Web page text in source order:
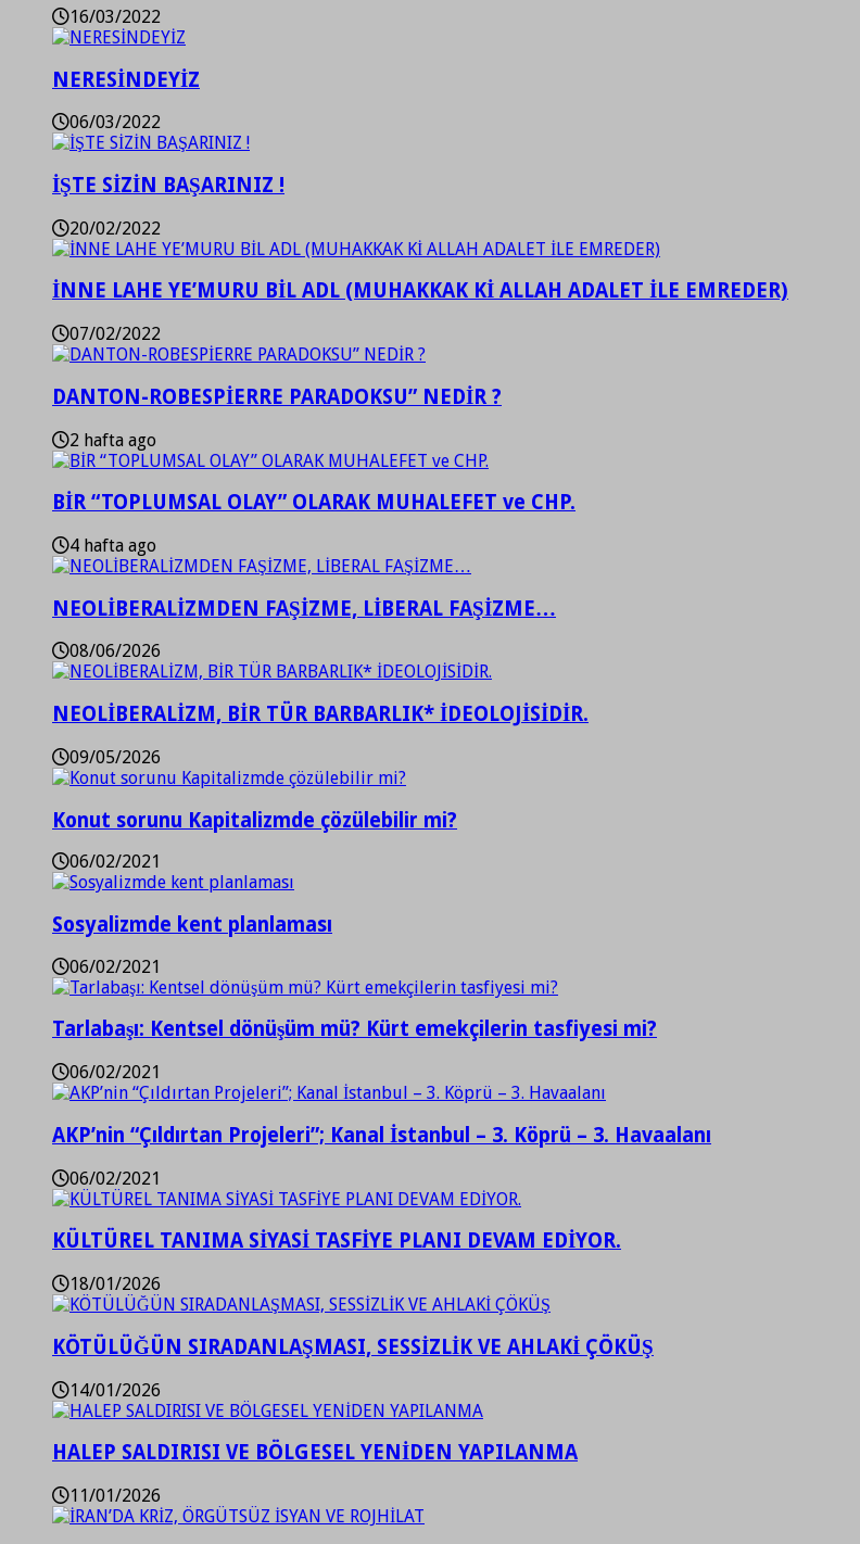
16/03/2022
NERESİNDEYİZ
06/03/2022
İŞTE SİZİN BAŞARINIZ !
20/02/2022
İNNE LAHE YE’MURU BİL ADL (MUHAKKAK Kİ ALLAH ADALET İLE EMREDER)
07/02/2022
DANTON-ROBESPİERRE PARADOKSU” NEDİR ?
2 hafta ago
BİR “TOPLUMSAL OLAY” OLARAK MUHALEFET ve CHP.
4 hafta ago
NEOLİBERALİZMDEN FAŞİZME, LİBERAL FAŞİZME…
08/06/2026
NEOLİBERALİZM, BİR TÜR BARBARLIK* İDEOLOJİSİDİR.
09/05/2026
Konut sorunu Kapitalizmde çözülebilir mi?
06/02/2021
Sosyalizmde kent planlaması
06/02/2021
Tarlabaşı: Kentsel dönüşüm mü? Kürt emekçilerin tasfiyesi mi?
06/02/2021
AKP’nin “Çıldırtan Projeleri”; Kanal İstanbul – 3. Köprü – 3. Havaalanı
06/02/2021
KÜLTÜREL TANIMA SİYASİ TASFİYE PLANI DEVAM EDİYOR.
18/01/2026
KÖTÜLÜĞÜN SIRADANLAŞMASI, SESSİZLİK VE AHLAKİ ÇÖKÜŞ
14/01/2026
HALEP SALDIRISI VE BÖLGESEL YENİDEN YAPILANMA
11/01/2026